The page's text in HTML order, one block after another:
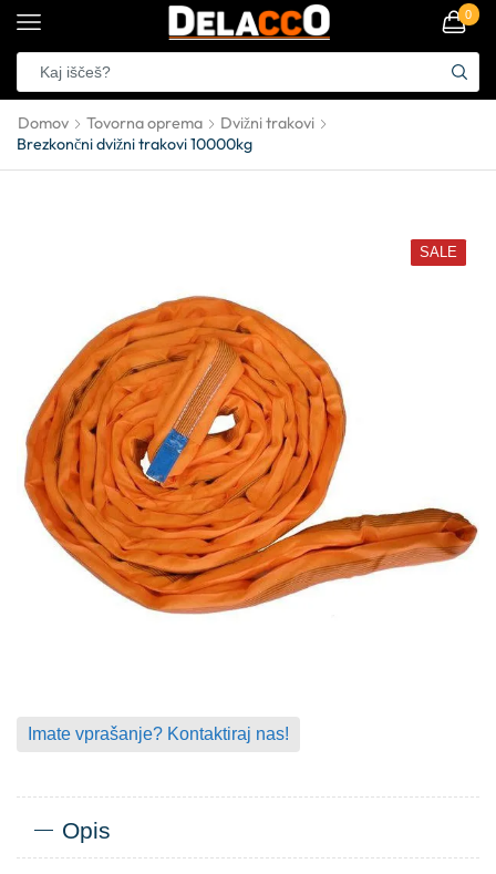
0
Domov Tovorna oprema
Dvižni trakovi
Brezkončni dvižni trakovi 10000kg
SALE
Imate vprašanje? Kontaktiraj nas!
Opis